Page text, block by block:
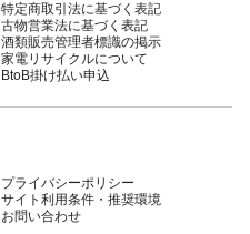
特定商取引法に基づく表記
古物営業法に基づく表記
酒類販売管理者標識の掲示
家電リサイクルについて
BtoB掛け払い申込
プライバシーポリシー
サイト利用条件・推奨環境
お問い合わせ